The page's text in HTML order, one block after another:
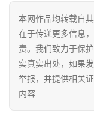
本网作品均转载自
在于传递更多信息
责。我们致力于保
实真实出处，如果
举报，并提供相关
内容